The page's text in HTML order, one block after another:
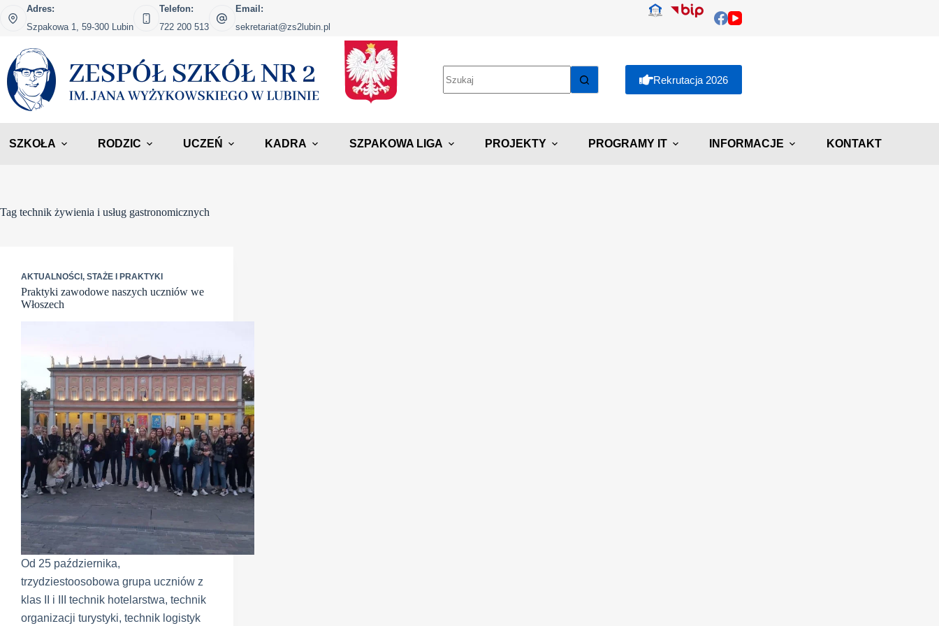
Przejdź
do
Adres:
Szpakowa 1, 59-300 Lubin
Telefon:
722 200 513
Email:
sekretariat@zs2lubin.pl
Rekrutacja 2026
SZKOŁA RODZIC UCZEŃ KADRA SZPAKOWA LIGA PROJEKTY PROGRAMY IT INFORMACJE KONTAKT
Tag technik żywienia i usług gastronomicznych
AKTUALNOŚCI , STAŻE I PRAKTYKI
Praktyki zawodowe naszych uczniów we
Włoszech
Od 25 października,
trzydziestoosobowa grupa uczniów z
klas II i III technik hotelarstwa, technik
organizacji turystyki, technik logistyk